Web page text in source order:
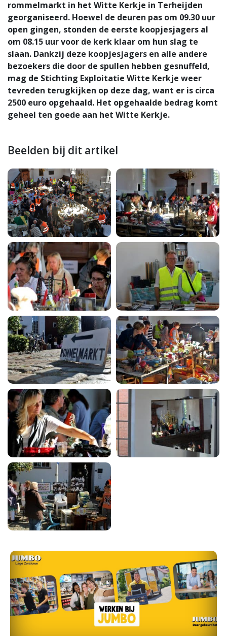
rommelmarkt in het Witte Kerkje in Terheijden
georganiseerd. Hoewel de deuren pas om 09.30 uur
open gingen, stonden de eerste koopjesjagers al
om 08.15 uur voor de kerk klaar om hun slag te
slaan. Dankzij deze koopjesjagers en alle andere
bezoekers die door de spullen hebben gesnuffeld,
mag de Stichting Exploitatie Witte Kerkje weer
tevreden terugkijken op deze dag, want er is circa
2500 euro opgehaald. Het opgehaalde bedrag komt
geheel ten goede aan het Witte Kerkje.
Beelden bij dit artikel